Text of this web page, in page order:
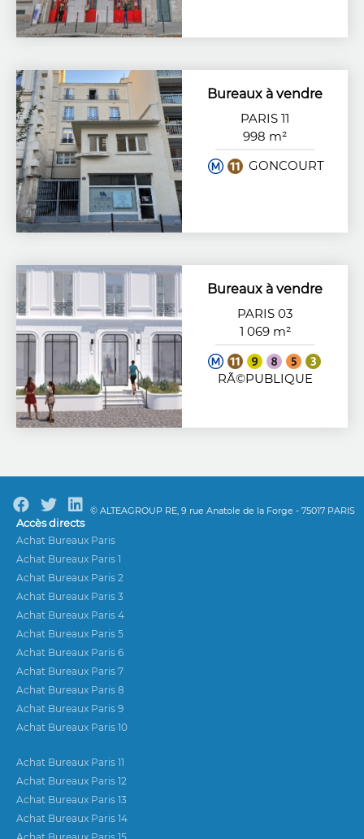
Bureaux à vendre
PARIS 11
998 m²
GONCOURT
Bureaux à vendre
PARIS 03
1 069 m²
RÃ©PUBLIQUE
© ALTEAGROUP RE, 9 rue Anatole de la Forge - 75017 PARIS
Accès directs
Achat Bureaux Paris
Achat Bureaux Paris 1
Achat Bureaux Paris 2
Achat Bureaux Paris 3
Achat Bureaux Paris 4
Achat Bureaux Paris 5
Achat Bureaux Paris 6
Achat Bureaux Paris 7
Achat Bureaux Paris 8
Achat Bureaux Paris 9
Achat Bureaux Paris 10
Achat Bureaux Paris 11
Achat Bureaux Paris 12
Achat Bureaux Paris 13
Achat Bureaux Paris 14